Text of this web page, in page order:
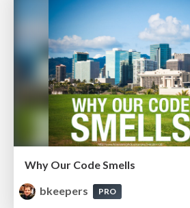
Why Our Code Smells
bkeepers
PRO